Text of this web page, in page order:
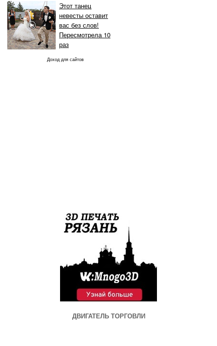
Этот танец
невесты оставит
вас без слов!
Пересмотрела 10
раз
Доход для сайтов
ДВИГАТЕЛЬ ТОРГОВЛИ